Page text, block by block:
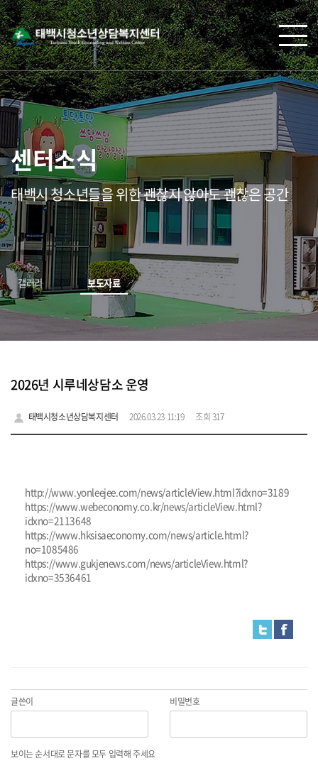
센터소식
태백시 청소년들을 위한 괜찮지 않아도 괜찮은 공간
갤러리 보도자료
2026년 시루네상담소 운영
태백시청소년상담복지센터 2026.03.23 11:19 조회 317
http://www.yonleejee.com/news/articleView.html?idxno=3189
https://www.webeconomy.co.kr/news/articleView.html?
idxno=2113648
https://www.hksisaeconomy.com/news/article.html?
no=1085486
https://www.gukjenews.com/news/articleView.html?
idxno=3536461
글쓴이 비밀번호
보이는 순서대로 문자를 모두 입력해 주세요